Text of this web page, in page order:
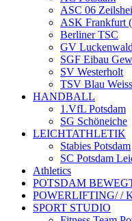
ASC 06
ASK Frankfurt
Berliner TSC
GV
SGF Eibau
SV Westerholt
TSV Blau
HANDBALL
1.VfL Potsdam
SG Schöneiche
LEICHTATHLETIK
Stabies Potsdam
SC Potsdam
Athletics
POTSDAM
POWERLIFTING/ /
SPORT STUDIO